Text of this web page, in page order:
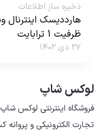
ذخیره ساز اطلاعات
ظرفیت 1 ترابایت
۲۷ دی ۱۴۰۲
لوکس شاپ